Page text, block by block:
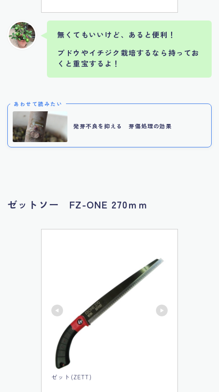
無くてもいいけど、あると便利！
ブドウやイチジク栽培するなら持ってお
くと重宝するよ！
あわせて読みたい
発芽不良を抑える 芽傷処理の効果
ゼットソー FZ-ONE 270ｍｍ
ゼット(ZETT)